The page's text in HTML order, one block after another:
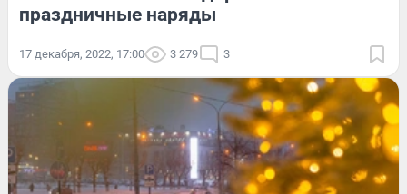
праздничные наряды
17 декабря, 2022, 17:00 3 279 3